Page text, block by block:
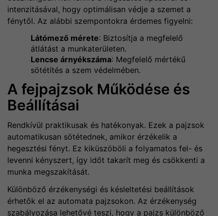
intenzitásával, hogy optimálisan védje a szemet a
fénytől. Az alábbi szempontokra érdemes figyelni:
Látómező mérete: Biztosítja a megfelelő
átlátást a munkaterületen.
Lencse árnyékszáma: Megfelelő mértékű
sötétítés a szem védelmében.
A fejpajzsok Működése és
Beállításai
Rendkívül praktikusak és hatékonyak. Ezek a pajzsok
automatikusan sötétednek, amikor érzékelik a
hegesztési fényt. Ez kiküszöböli a folyamatos fel- és
levenni kényszert, így időt takarít meg és csökkenti a
munka megszakítását.
Különböző érzékenységi és késleltetési beállítások
érhetők el az automata pajzsokon. Az érzékenység
szabályozása lehetővé teszi, hogy a pajzs különböző